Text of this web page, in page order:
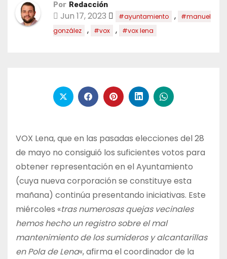
Por Redacción
Jun 17, 2023 #ayuntamiento ,
#manuel
gonzález
, #vox , #vox lena
VOX Lena, que en las pasadas elecciones del 28
de mayo no consiguió los suficientes votos para
obtener representación en el Ayuntamiento
(cuya nueva corporación se constituye esta
mañana) continúa presentando iniciativas. Este
miércoles «tras numerosas quejas vecinales
hemos hecho un registro sobre el mal
mantenimiento de los sumideros y alcantarillas
en Pola de Lena«, afirma el coordinador de la